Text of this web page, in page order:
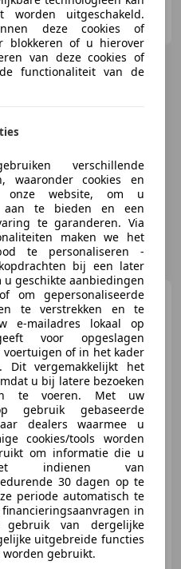
IJSSEL
Renault Master T35 2.5dCi
Bakwagen Laadklep Meubelbak
Koffer
€ 7.950
Excl. BTW
88 kW (120 PK)
Airconditioning
worden uitgeschakeld.
deze cookies of
blokkeren of u hierover
van deze cookies of
functionaliteit van de
verschillende
waaronder cookies en
onze website, om u
aan te bieden en een
te garanderen. Via
maken we het
te personaliseren -
bij een later
u geschikte aanbiedingen
gepersonaliseerde
te verstrekken en te
e-mailadres lokaal op
voor opgeslagen
of in het kader
Dit vergemakkelijkt het
u bij latere bezoeken
te voeren. Met uw
gebruik gebaseerde
dealers waarmee u
cookies/tools worden
om informatie die u
indienen van
30 dagen op te
periode automatisch te
in
van dergelijke
uitgebreide functies
gebruikt.